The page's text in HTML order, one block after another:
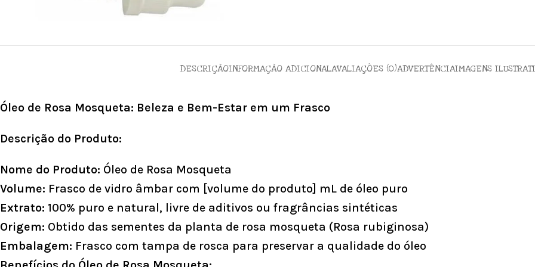
DESCRIÇÃOINFORMAÇÃO ADICIONALAVALIAÇÕES (0)ADVERTÊNCIAIMAGENS
Óleo de Rosa Mosqueta: Beleza e Bem-Estar em um Frasco
Descrição do Produto:
Nome do Produto: Óleo de Rosa Mosqueta
Volume: Frasco de vidro âmbar com [volume do produto] mL de óleo puro
Extrato: 100% puro e natural, livre de aditivos ou fragrâncias sintéticas
Origem: Obtido das sementes da planta de rosa mosqueta (Rosa rubiginosa)
Embalagem: Frasco com tampa de rosca para preservar a qualidade do óleo